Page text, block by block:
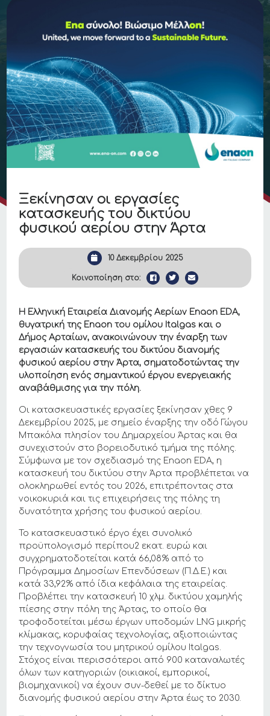
Ξεκίνησαν οι εργασίες
κατασκευής του δικτύου
φυσικού αερίου στην Άρτα
10 Δεκεμβρίου 2025
Κοινοποίηση στο:
Η Ελληνική Εταιρεία Διανομής Αερίων Enaon EDA,
θυγατρική της Enaon του ομίλου Italgas και ο
Δήμος Αρταίων, ανακοινώνουν την έναρξη των
εργασιών κατασκευής του δικτύου διανομής
φυσικού αερίου στην Άρτα, σηματοδοτώντας την
υλοποίηση ενός σημαντικού έργου ενεργειακής
αναβάθμισης για την πόλη.
Οι κατασκευαστικές εργασίες ξεκίνησαν χθες 9
Δεκεμβρίου 2025, με σημείο έναρξης την οδό Γώγου
Μπακόλα πλησίον του Δημαρχείου Άρτας και θα
συνεχιστούν στο βορειοδυτικό τμήμα της πόλης.
Σύμφωνα με τον σχεδιασμό της Enaon EDA, η
κατασκευή του δικτύου στην Άρτα προβλέπεται να
ολοκληρωθεί εντός του 2026, επιτρέποντας στα
νοικοκυριά και τις επιχειρήσεις της πόλης τη
δυνατότητα χρήσης του φυσικού αερίου.
To κατασκευαστικό έργο έχει συνολικό
προϋπολογισμό περίπου2 εκατ. ευρώ και
συγχρηματοδοτείται κατά 66,08% από το
Πρόγραμμα Δημοσίων Επενδύσεων (Π.Δ.Ε.) και
κατά 33,92% από ίδια κεφάλαια της εταιρείας.
Προβλέπει την κατασκευή 10 χλμ. δικτύου χαμηλής
πίεσης στην πόλη της Άρτας, το οποίο θα
τροφοδοτείται μέσω έργων υποδομών LNG μικρής
κλίμακας, κορυφαίας τεχνολογίας, αξιοποιώντας
την τεχνογνωσία του μητρικού ομίλου Italgas.
Στόχος είναι περισσότεροι από 900 καταναλωτές
όλων των κατηγοριών (οικιακοί, εμπορικοί,
βιομηχανικοί) να έχουν συν-δεθεί με το δίκτυο
διανομής φυσικού αερίου στην Άρτα έως το 2030.